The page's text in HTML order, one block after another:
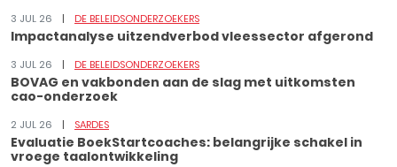
3 JUL 26 DE BELEIDSONDERZOEKERS
Impactanalyse uitzendverbod vleessector afgerond
3 JUL 26 DE BELEIDSONDERZOEKERS
BOVAG en vakbonden aan de slag met uitkomsten
cao-onderzoek
2 JUL 26 SARDES
Evaluatie BoekStartcoaches: belangrijke schakel in
vroege taalontwikkeling